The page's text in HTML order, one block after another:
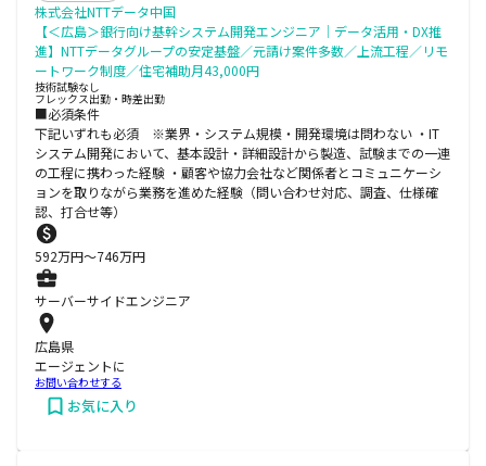
株式会社NTTデータ中国
【＜広島＞銀行向け基幹システム開発エンジニア│データ活用・DX推
進】NTTデータグループの安定基盤／元請け案件多数／上流工程／リモ
ートワーク制度／住宅補助月43,000円
技術試験なし
フレックス出勤・時差出勤
■必須条件
下記いずれも必須 ※業界・システム規模・開発環境は問わない ・IT
システム開発において、基本設計・詳細設計から製造、試験までの一連
の工程に携わった経験 ・顧客や協力会社など関係者とコミュニケーシ
ョンを取りながら業務を進めた経験（問い合わせ対応、調査、仕様確
認、打合せ等）
592万円〜746万円
サーバーサイドエンジニア
広島県
エージェントに
お問い合わせする
お気に入り